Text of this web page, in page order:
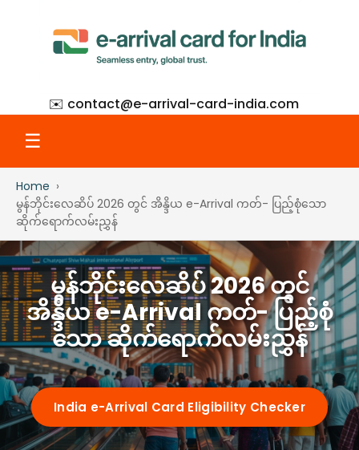
✉️ contact@e-arrival-card-india.com
☰
Home
What Is eAC
How to Apply
Step-by-Step with Screenshots
Requirements
Visa Types
Home
မွန်ဘိုင်းလေဆိပ် 2026 တွင် အိန္ဒိယ e-Arrival ကတ်- ပြည့်စုံသော
ဆိုက်ရောက်လမ်းညွှန်
မွန်ဘိုင်းလေဆိပ် 2026 တွင်
အိန္ဒိယ e-Arrival ကတ်- ပြည့်စုံ
သော ဆိုက်ရောက်လမ်းညွှန်
India e-Arrival Card Eligibility Checker